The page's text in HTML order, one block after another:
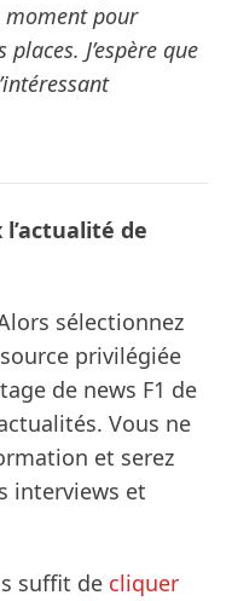
moment pour
J’espère que
de
sélectionnez
privilégiée
de news F1 de
Vous ne
et serez
interviews et
suffit de cliquer